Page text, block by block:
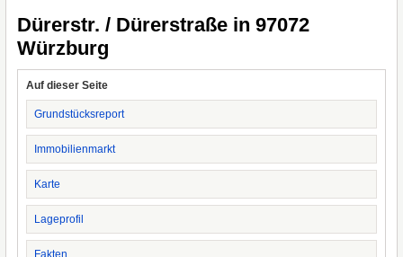
Dürerstr. / Dürerstraße in 97072
Würzburg
Auf dieser Seite
Grundstücksreport
Immobilienmarkt
Karte
Lageprofil
Fakten